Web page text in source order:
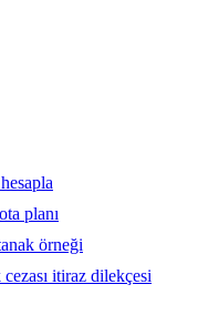
planı
örneği
itiraz dilekçesi